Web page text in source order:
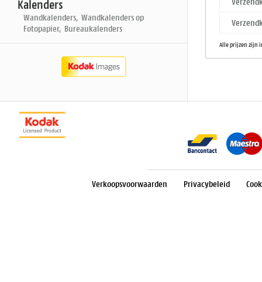
Kalenders
Wandkalenders, Wandkalenders op
Fotopapier, Bureaukalenders
Alle prijzen zijn
Verkoopsvoorwaarden Privacybeleid